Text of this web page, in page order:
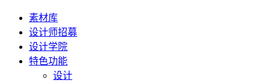
素材库
设计师招募
设计学院
特色功能
设计